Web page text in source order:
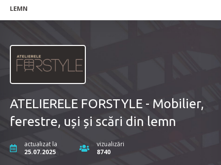
LEMN
ATELIERELE FORSTYLE - Mobilier,
ferestre, uși și scări din lemn
actualizat la
25.07.2025
vizualizări
8740